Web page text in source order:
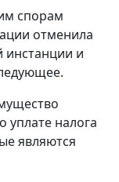
спорам
отменила
инстанции и
уплате налога
являются